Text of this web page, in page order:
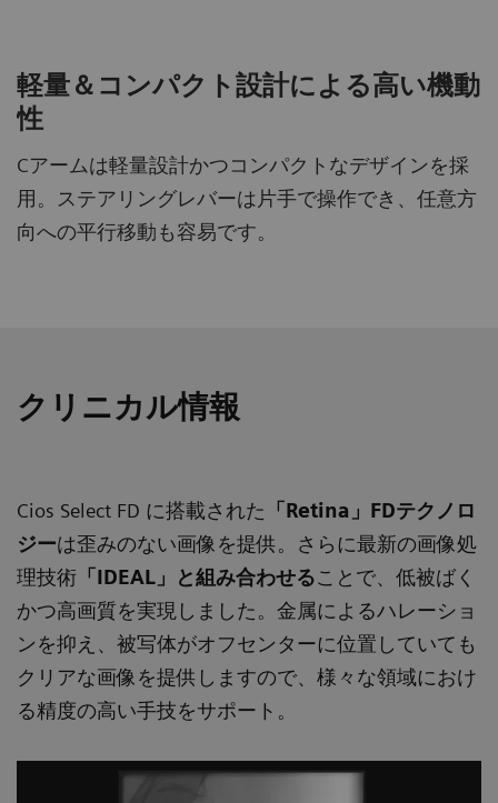
軽量＆コンパクト設計による高い機動
性
Cアームは軽量設計かつコンパクトなデザインを採
用。ステアリングレバーは片手で操作でき、任意方
向への平行移動も容易です。
クリニカル情報
Cios Select FD に搭載された 「Retina」FDテクノロ
ジーは歪みのない画像を提供。さらに最新の画像処
理技術 「IDEAL」と組み合わせることで、低被ばく
かつ高画質を実現しました。金属によるハレーショ
ンを抑え、被写体がオフセンターに位置していても
クリアな画像を提供しますので、様々な領域におけ
る精度の高い手技をサポート。